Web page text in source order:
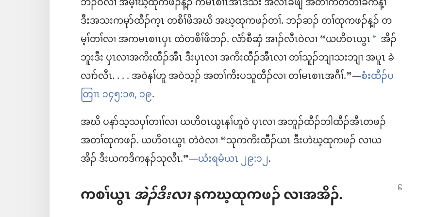
ဒီးအသးကမုာ်ထီၣ်က့ၤ တစိၢ်ဖိအဃိ အဃ့ထုကဖၣ်တၢ်. ဘၣ်ဆၣ်​ တၢ်ထုကဖၣ်န့ၣ်​ တ
မ့ၢ်တၢ်လၢ အကမၤစၢၤပှၤ ထဲတစိၢ်ဖိဘၣ်. လံာ်စီဆှံ အၢၣ်လီၤဝဲလၢ “ယဟိဝၤယွၤ a အိၣ်
ဘူးဒီး ပှၤလၢအကိးထီၣ်အီၤ ဒီးပှၤလၢ အကိးထီၣ်အီၤလၢ တၢ်သူၣ်ဘျၢသးဘျၢ အပူၤ ခဲ
လၢာ်လီၤ. . . . အဝဲနၢ်ဟူ အဝဲသ့ၣ်​ အတၢ်ကိးပသူထီၣ်လၢ တၢ်မၤစၢၤအဂီၢ်.”—စံးထီၣ်ပ
တြၢၤ ၁၄၅:၁၈, ၁၉.
အဃိ ပနာ်သ့သပှၢ်တၢၢ်လၢ ယဟိဝၤယွၤနၢ်ဟူဝဲ ပှၤလၢ အဘူၣ်ထီၣ်ဘါထီၣ်အီၤတဖၣ်​
အတၢ်ထုကဖၣ်. ယဟိဝၤယွၤ တဲဝဲလၢ “သုကကိးထီၣ်ယၤ ဒီးဟဲဃ့ထုကဖၣ်​ လၢယ
အိၣ်​ ဒီးယကဒိကနၣ်သုလီၤ.”—ယံးရမံယၤ ၂၉:၁၂.
ကစၢ်ယွၤအဲၣ်ဒိးလၢနကဃ့ထုကဖၣ်​ လၢအအိၣ်.